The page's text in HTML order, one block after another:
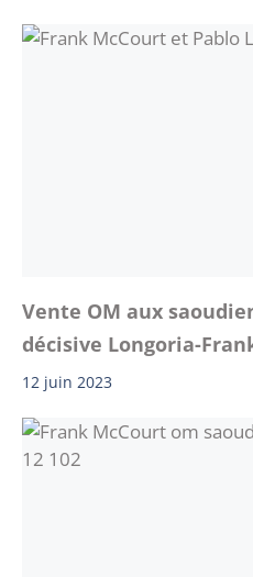
Vente OM aux
décisive Longoria-
12 juin 2023